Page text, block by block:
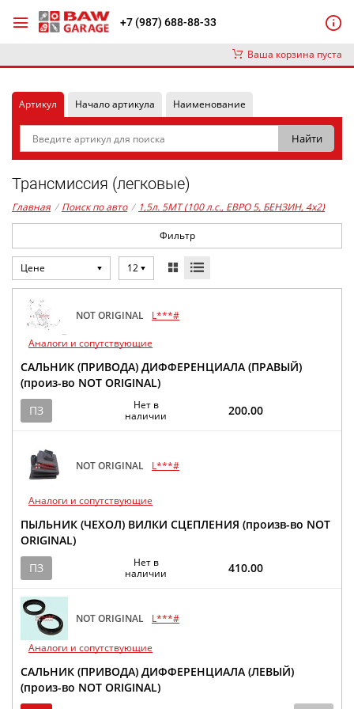
+7 (987) 688-88-33
Ваша корзина пуста
Артикул Начало артикула Наименование
Трансмиссия (легковые)
Главная / Поиск по авто / 1,5л. 5MT (100 л.с., ЕВРО 5, БЕНЗИН, 4x2)
Фильтр
Цене 12
NOT ORIGINAL L***#
Аналоги и сопутствующие
САЛЬНИК (ПРИВОДА) ДИФФЕРЕНЦИАЛА (ПРАВЫЙ)
(произ-во NOT ORIGINAL)
ПЗ
Нет в
наличии
200.00
NOT ORIGINAL L***#
Аналоги и сопутствующие
ПЫЛЬНИК (ЧЕХОЛ) ВИЛКИ СЦЕПЛЕНИЯ (произв-во NOT
ORIGINAL)
ПЗ
Нет в
наличии
410.00
NOT ORIGINAL L***#
Аналоги и сопутствующие
САЛЬНИК (ПРИВОДА) ДИФФЕРЕНЦИАЛА (ЛЕВЫЙ)
(произ-во NOT ORIGINAL)